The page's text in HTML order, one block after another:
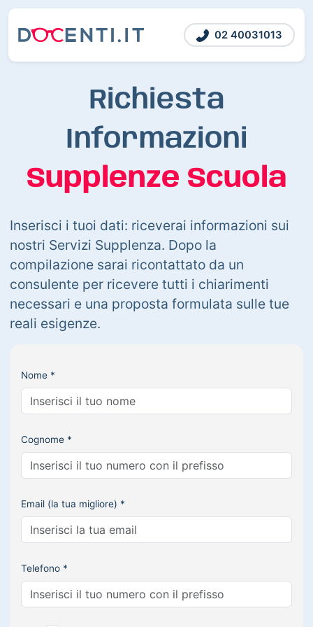
02 40031013
Richiesta
Informazioni
Supplenze Scuola
Inserisci i tuoi dati: riceverai informazioni sui
nostri Servizi Supplenza. Dopo la
compilazione sarai ricontattato da un
consulente per ricevere tutti i chiarimenti
necessari e una proposta formulata sulle tue
reali esigenze.
Nome *
Cognome *
Email (la tua migliore) *
Telefono *